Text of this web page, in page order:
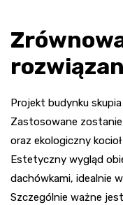
Projekt budynku
Zastosowane
oraz ekologiczny
Estetyczny wygląd
dachówkami, idealnie
Szczególnie ważne